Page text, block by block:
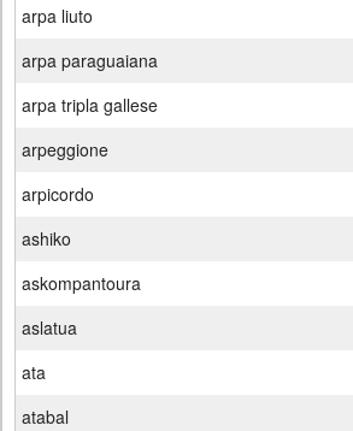
arpa liuto
arpa paraguaiana
arpa tripla gallese
arpeggione
arpicordo
ashiko
askompantoura
aslatua
ata
atabal